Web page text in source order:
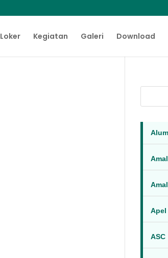
Loker Kegiatan Galeri Download
Apel
ASC